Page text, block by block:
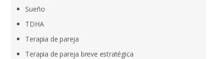
Sueño
TDHA
Terapia de pareja
Terapia de pareja breve estratégica